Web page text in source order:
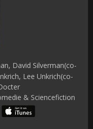
David Silverman(co-
Lee Unkrich(co-
& Sciencefiction